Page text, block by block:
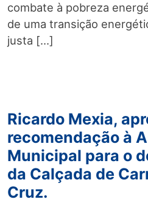
combate à pobreza
de uma transição
justa […]
Ricardo Mexia,
recomendação à
Municipal para o
da Calçada de
Cruz.